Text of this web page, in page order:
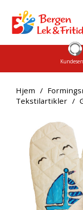
Hjem /
Tekstilartikler /